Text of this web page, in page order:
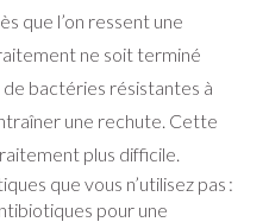
que l’on ressent une
ne soit terminé
bactéries résistantes à
une rechute. Cette
plus difficile.
que vous n’utilisez pas :
pour une